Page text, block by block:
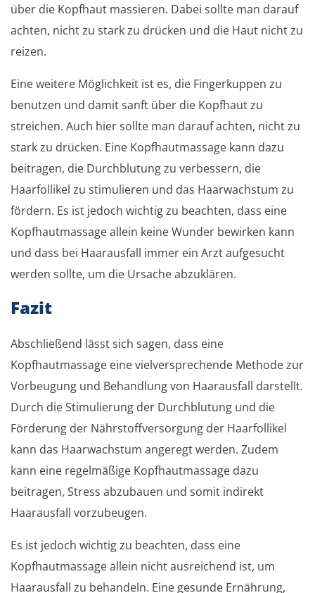
über die Kopfhaut massieren. Dabei sollte man darauf
achten, nicht zu stark zu drücken und die Haut nicht zu
reizen.
Eine weitere Möglichkeit ist es, die Fingerkuppen zu
benutzen und damit sanft über die Kopfhaut zu
streichen. Auch hier sollte man darauf achten, nicht zu
stark zu drücken. Eine Kopfhautmassage kann dazu
beitragen, die Durchblutung zu verbessern, die
Haarfollikel zu stimulieren und das Haarwachstum zu
fördern. Es ist jedoch wichtig zu beachten, dass eine
Kopfhautmassage allein keine Wunder bewirken kann
und dass bei Haarausfall immer ein Arzt aufgesucht
werden sollte, um die Ursache abzuklären.
Fazit
Abschließend lässt sich sagen, dass eine
Kopfhautmassage eine vielversprechende Methode zur
Vorbeugung und Behandlung von Haarausfall darstellt.
Durch die Stimulierung der Durchblutung und die
Förderung der Nährstoffversorgung der Haarfollikel
kann das Haarwachstum angeregt werden. Zudem
kann eine regelmäßige Kopfhautmassage dazu
beitragen, Stress abzubauen und somit indirekt
Haarausfall vorzubeugen.
Es ist jedoch wichtig zu beachten, dass eine
Kopfhautmassage allein nicht ausreichend ist, um
Haarausfall zu behandeln. Eine gesunde Ernährung,